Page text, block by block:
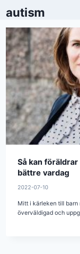
autism
Så kan
bättre vardag
2022-07-10
Mitt i kärleken till barn
överväldigad och